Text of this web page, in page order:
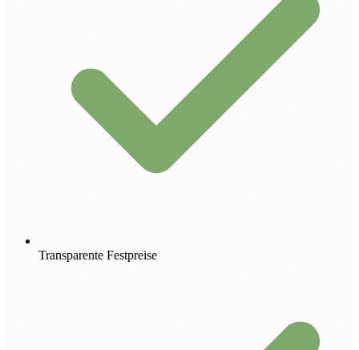
Transparente Festpreise